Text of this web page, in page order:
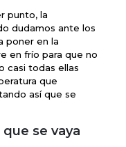
punto, la
dudamos ante los
poner en la
en frío para que no
casi todas ellas
que
así que se
se vaya